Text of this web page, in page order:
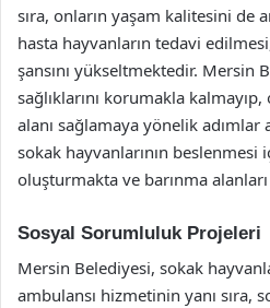
sıra, onların yaşam kalitesini de
hasta hayvanların tedavi
şansını yükseltmektedir. Mersin
sağlıklarını korumakla
alanı sağlamaya yönelik adımlar
sokak hayvanlarının beslenmesi
oluşturmakta ve barınma
Sosyal Sorumluluk Projeleri
Mersin Belediyesi, sokak
ambulansı hizmetinin yanı sıra,